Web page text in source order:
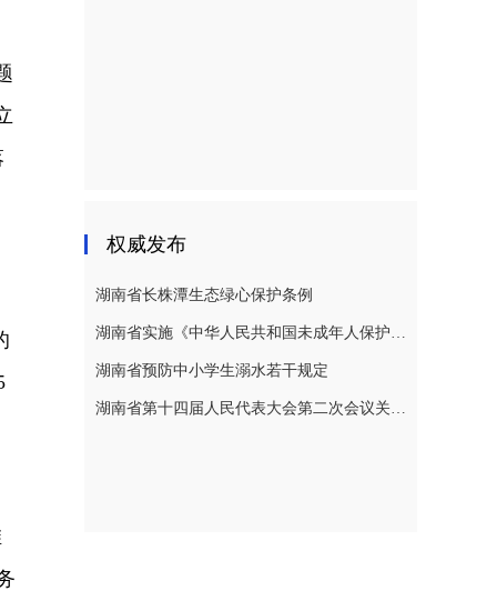
权威发布
湖南省长株潭生态绿心保护条例
湖南省实施《中华人民共和国未成年人保护法》若干规定
湖南省预防中小学生溺水若干规定
湖南省第十四届人民代表大会第二次会议关于湖南省人民代表大会常务委员会工作报告的决议